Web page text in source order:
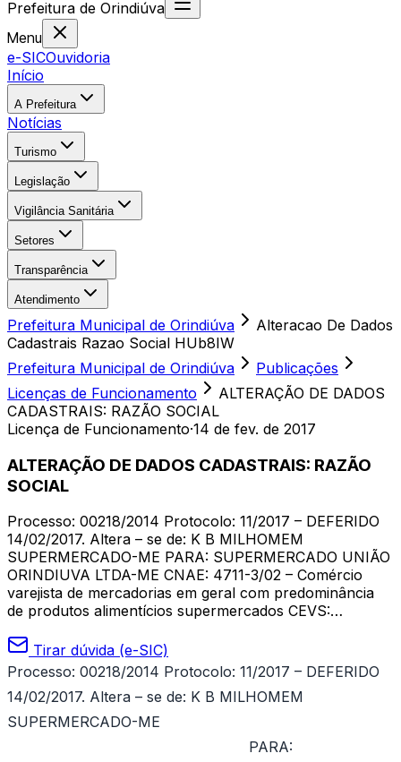
Prefeitura de Orindiúva
Menu
e-SICOuvidoria
Início
A Prefeitura
Notícias
Turismo
Legislação
Vigilância Sanitária
Setores
Transparência
Atendimento
Prefeitura Municipal de Orindiúva
Alteracao De Dados
Cadastrais Razao Social HUb8IW
Prefeitura Municipal de Orindiúva
Publicações
Licenças de Funcionamento
ALTERAÇÃO DE DADOS
CADASTRAIS: RAZÃO SOCIAL
Licença de Funcionamento·14 de fev. de 2017
ALTERAÇÃO DE DADOS CADASTRAIS: RAZÃO
SOCIAL
Processo: 00218/2014 Protocolo: 11/2017 – DEFERIDO
14/02/2017. Altera – se de: K B MILHOMEM
SUPERMERCADO-ME PARA: SUPERMERCADO UNIÃO
ORINDIUVA LTDA-ME CNAE: 4711-3/02 – Comércio
varejista de mercadorias em geral com predominância
de produtos alimentícios supermercados CEVS:…
Tirar dúvida (e-SIC)
Processo: 00218/2014 Protocolo: 11/2017 – DEFERIDO
14/02/2017. Altera – se de: K B MILHOMEM
SUPERMERCADO-ME
PARA: